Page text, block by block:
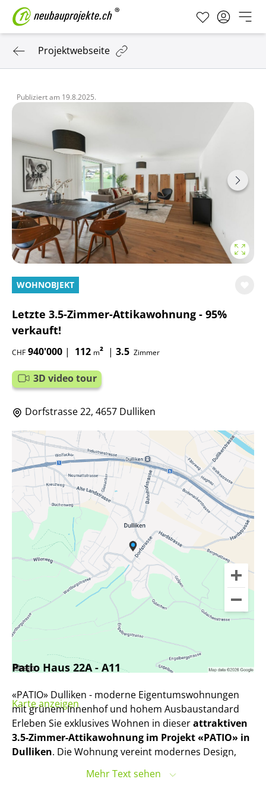
Projektwebseite
Publiziert am 19.8.2025.
WOHNOBJEKT
Letzte 3.5-Zimmer-Attikawohnung - 95%
verkauft!
CHF 940'000 | 112 m² | 3.5 Zimmer
3D video tour
Dorfstrasse 22, 4657 Dulliken
Karte anzeigen
Patio Haus 22A - A11
«PATIO» Dulliken - moderne Eigentumswohnungen
mit grünem Innenhof und hohem Ausbaustandard
Erleben Sie exklusives Wohnen in dieserattraktiven
3.5-Zimmer-Attikawohnung im Projekt «PATIO» in
Dulliken. Die Wohnung vereint modernes Design,
Mehr Text sehen